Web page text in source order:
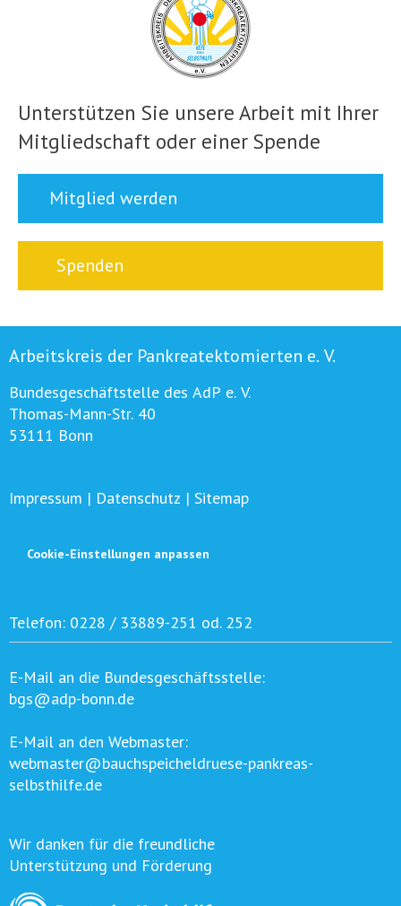
Unterstützen Sie unsere Arbeit mit Ihrer
Mitgliedschaft oder einer Spende
Mitglied werden
Spenden
Arbeitskreis der Pankreatektomierten e. V.
Bundesgeschäftstelle des AdP e. V.
Thomas-Mann-Str. 40
53111 Bonn
Impressum | Datenschutz | Sitemap
Cookie-Einstellungen anpassen
Telefon: 0228 / 33889-251 od. 252
E-Mail an die Bundesgeschäftsstelle:
bgs@adp-bonn.de
E-Mail an den Webmaster:
webmaster@bauchspeicheldruese-pankreas-
selbsthilfe.de
Wir danken für die freundliche
Unterstützung und Förderung